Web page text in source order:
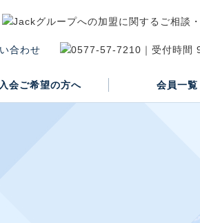
入会ご希望の方へ 会員一覧